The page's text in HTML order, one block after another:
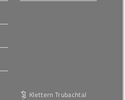
Klettern Trubachtal